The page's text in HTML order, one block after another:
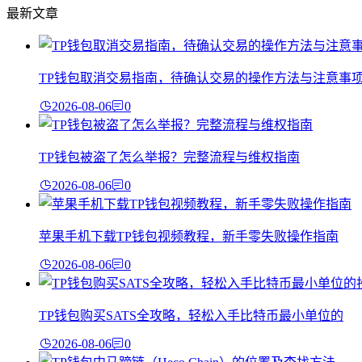
最新文章
TP钱包取消交易指南，待确认交易的操作方法与注意事
2026-08-06 0
TP钱包被盗了怎么举报？完整流程与维权指南
2026-08-06 0
苹果手机下载TP钱包视频教程，新手零失败操作指南
2026-08-06 0
TP钱包购买SATS全攻略，轻松入手比特币最小单位的
2026-08-06 0